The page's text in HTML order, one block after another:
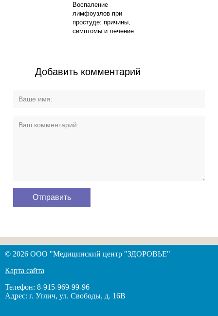
Воспаление
лимфоузлов при
простуде: причины,
симптомы и лечение
Добавить комментарий
© 2026 ООО "Медицинский центр "ЗДОРОВЬЕ"
Карта сайта
Телефон: 8-915-969-99-96
Адрес: г. Углич, ул. Свободы, д. 16В